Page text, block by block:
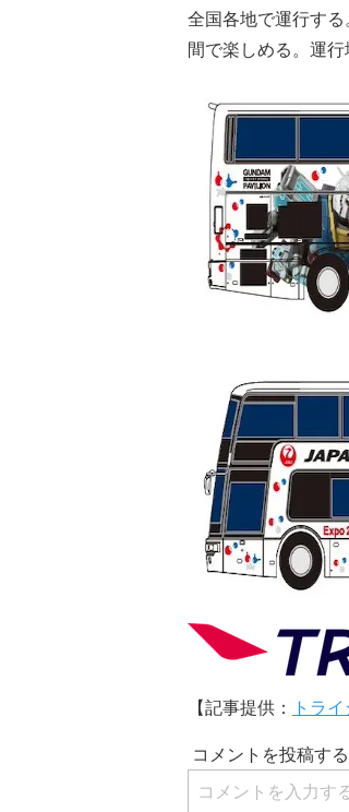
全国各地で運行す
間で楽しめる。運
【記事提供： トラ